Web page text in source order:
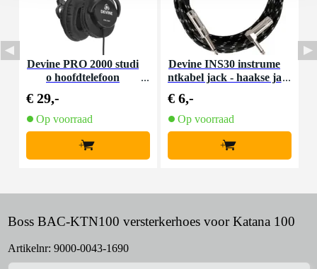
Devine PRO 2000 studi
o hoofdtelefoon
€ 29,-
Op voorraad
+
Devine INS30 instrume
ntkabel jack - haakse ja
€ 6,-
Op voorraad
+
Boss BAC-KTN100 versterkerhoes voor Katana 100
Artikelnr: 9000-0043-1690